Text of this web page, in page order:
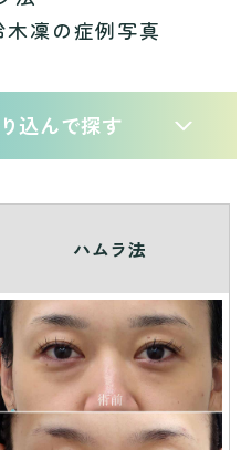
凜の症例写真
込んで探す
ハムラ法